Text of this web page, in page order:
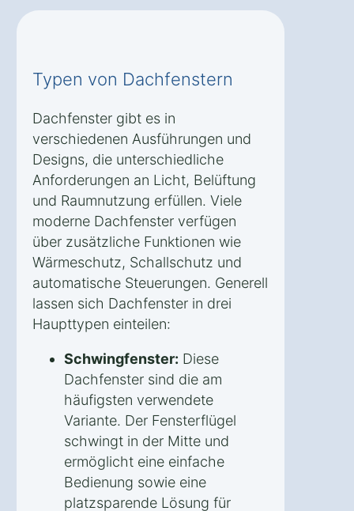
Typen von Dachfenstern
Dachfenster gibt es in
verschiedenen Ausführungen und
Designs, die unterschiedliche
Anforderungen an Licht, Belüftung
und Raumnutzung erfüllen. Viele
moderne Dachfenster verfügen
über zusätzliche Funktionen wie
Wärmeschutz, Schallschutz und
automatische Steuerungen. Generell
lassen sich Dachfenster in drei
Haupttypen einteilen:
Schwingfenster: Diese
Dachfenster sind die am
häufigsten verwendete
Variante. Der Fensterflügel
schwingt in der Mitte und
ermöglicht eine einfache
Bedienung sowie eine
platzsparende Lösung für